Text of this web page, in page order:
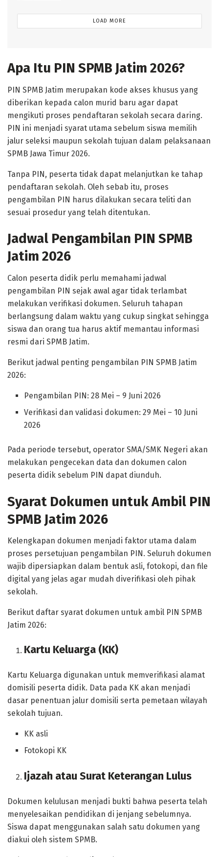
LOAD MORE
Apa Itu PIN SPMB Jatim 2026?
PIN SPMB Jatim merupakan kode akses khusus yang
diberikan kepada calon murid baru agar dapat
mengikuti proses pendaftaran sekolah secara daring.
PIN ini menjadi syarat utama sebelum siswa memilih
jalur seleksi maupun sekolah tujuan dalam pelaksanaan
SPMB Jawa Timur 2026.
Tanpa PIN, peserta tidak dapat melanjutkan ke tahap
pendaftaran sekolah. Oleh sebab itu, proses
pengambilan PIN harus dilakukan secara teliti dan
sesuai prosedur yang telah ditentukan.
Jadwal Pengambilan PIN SPMB
Jatim 2026
Calon peserta didik perlu memahami jadwal
pengambilan PIN sejak awal agar tidak terlambat
melakukan verifikasi dokumen. Seluruh tahapan
berlangsung dalam waktu yang cukup singkat sehingga
siswa dan orang tua harus aktif memantau informasi
resmi dari SPMB Jatim.
Berikut jadwal penting pengambilan PIN SPMB Jatim
2026:
Pengambilan PIN: 28 Mei – 9 Juni 2026
Verifikasi dan validasi dokumen: 29 Mei – 10 Juni
2026
Pada periode tersebut, operator SMA/SMK Negeri akan
melakukan pengecekan data dan dokumen calon
peserta didik sebelum PIN dapat diunduh.
Syarat Dokumen untuk Ambil PIN
SPMB Jatim 2026
Kelengkapan dokumen menjadi faktor utama dalam
proses persetujuan pengambilan PIN. Seluruh dokumen
wajib dipersiapkan dalam bentuk asli, fotokopi, dan file
digital yang jelas agar mudah diverifikasi oleh pihak
sekolah.
Berikut daftar syarat dokumen untuk ambil PIN SPMB
Jatim 2026:
Kartu Keluarga (KK)
Kartu Keluarga digunakan untuk memverifikasi alamat
domisili peserta didik. Data pada KK akan menjadi
dasar penentuan jalur domisili serta pemetaan wilayah
sekolah tujuan.
KK asli
Fotokopi KK
Ijazah atau Surat Keterangan Lulus
Dokumen kelulusan menjadi bukti bahwa peserta telah
menyelesaikan pendidikan di jenjang sebelumnya.
Siswa dapat menggunakan salah satu dokumen yang
diakui oleh sistem SPMB.